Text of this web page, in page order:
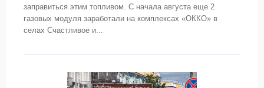
заправиться этим топливом. С начала августа еще 2
газовых модуля заработали на комплексах «ОККО» в
селах Счастливое и...